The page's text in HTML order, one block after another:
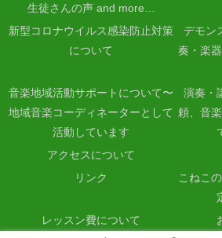
生徒さんの声 and more…
新型コロナウイルス感染防止対策
について
デモン
奏・楽
音楽地域活動サポートについて〜
地域音楽コーディネーターとして
活動しています
演奏・
頼、音
アクセスについて
リンク
こねこ
レッスン費について